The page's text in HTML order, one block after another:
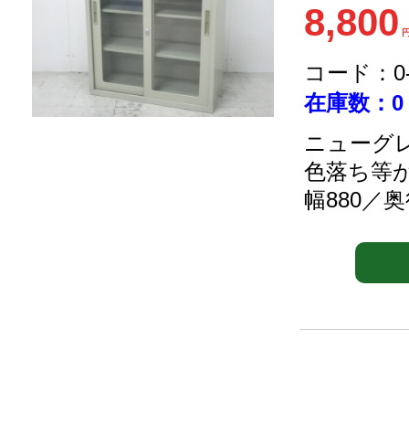
8,800
コード：
在庫数：0
ニューグ
色落ち等
幅880／